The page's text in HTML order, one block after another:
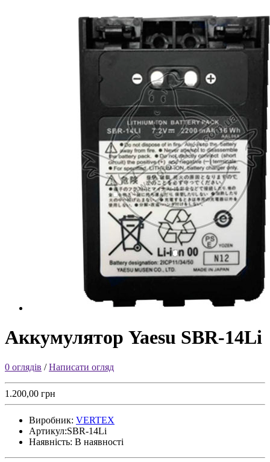
Аккумулятор Yaesu SBR-14Li
0 оглядів /Написати огляд
1.200,00 грн
Виробник: VERTEX
Артикул:SBR-14Li
Наявність: В наявності